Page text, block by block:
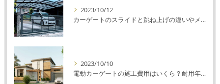
2023/10/12
カーゲートのスライドと跳ね上げの違いやメリットデメリットを解説！
2023/10/10
電動カーゲートの施工費用はいくら？耐用年数や注意点を解説！